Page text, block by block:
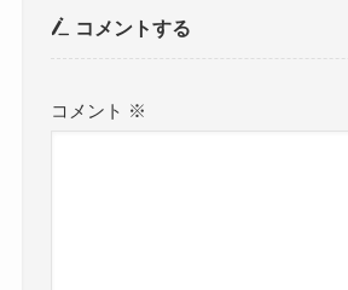
コメントする
コメント ※